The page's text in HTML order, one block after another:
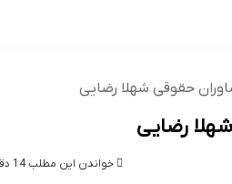
حقوقی شهلا رضایی
رضایی
خواندن این مطلب 14 دقیقه زمان میبرد